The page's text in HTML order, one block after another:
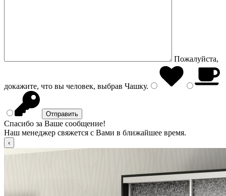
Пожалуйста,
докажите, что вы человек, выбрав Чашку.
Спасибо за Ваше сообщение!
Наш менеджер свяжется с Вами в ближайшее время.